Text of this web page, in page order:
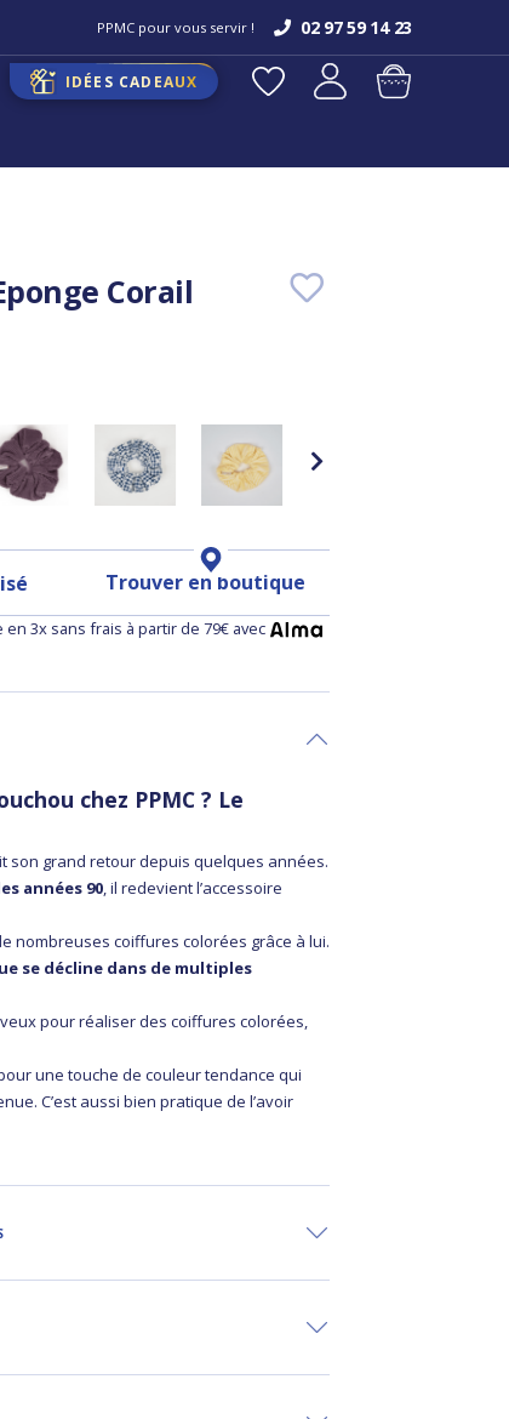
PPMC pour vous servir ! 02 97 59 14 23
IDÉES CADEAUX
Corail
Trouver en boutique
3x sans frais à partir de 79€ avec
chez PPMC ? Le
son grand retour depuis quelques années.
années 90, il redevient l’accessoire
nombreuses coiffures colorées grâce à lui.
se décline dans de multiples
pour réaliser des coiffures colorées,
une touche de couleur tendance qui
C’est aussi bien pratique de l’avoir